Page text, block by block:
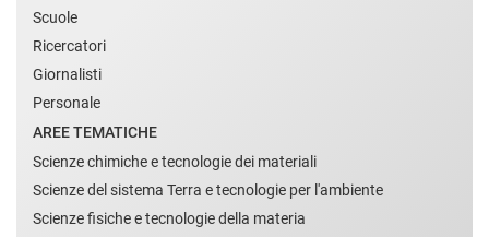
Scuole
Ricercatori
Giornalisti
Personale
AREE TEMATICHE
Scienze chimiche e tecnologie dei materiali
Scienze del sistema Terra e tecnologie per l'ambiente
Scienze fisiche e tecnologie della materia